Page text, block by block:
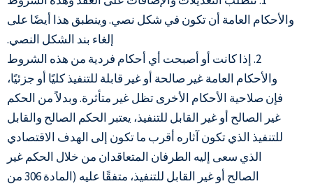
والأحكام العامة أن تكون في شكل نصي. وينطبق هذا أيضًا على
إلغاء بند الشكل النصي.
2. إذا كانت أو أصبحت أي أحكام فردية من هذه الشروط
والأحكام العامة غير صالحة أو غير قابلة للتنفيذ كليًا أو جزئيًا،
فإن صلاحية الأحكام الأخرى تظل غير متأثرة. وبدلاً من الحكم
غير الصالح أو غير القابل للتنفيذ، يعتبر الحكم الصالح والقابل
للتنفيذ الذي تكون آثاره أقرب ما تكون إلى الهدف الاقتصادي
الذي سعى إليه الطرفان المتعاقدان من خلال الحكم غير
الصالح أو غير القابل للتنفيذ، متفقًا عليه (المادة 306 من